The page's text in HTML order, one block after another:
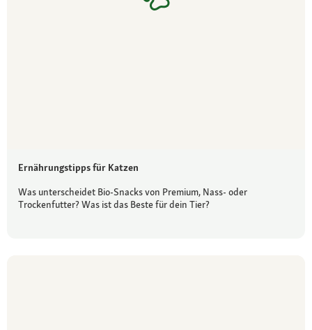
Ernährungstipps für Katzen
Was unterscheidet Bio-Snacks von Premium, Nass- oder
Trockenfutter? Was ist das Beste für dein Tier?